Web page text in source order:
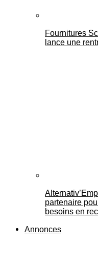
Fournitures
lance une
partenaire
besoins en
Annonces